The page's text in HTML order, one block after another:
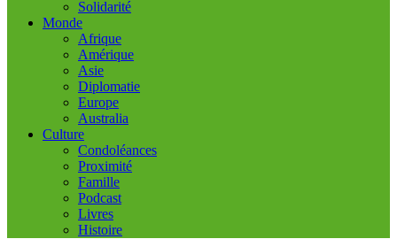
Solidarité
Monde
Afrique
Amérique
Asie
Diplomatie
Europe
Australia
Culture
Condoléances
Proximité
Famille
Podcast
Livres
Histoire